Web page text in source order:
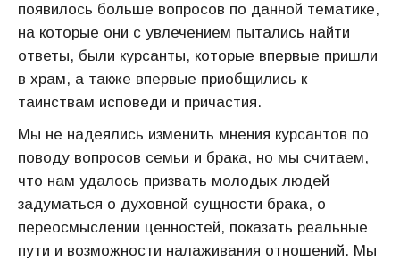
появилось больше вопросов по данной тематике,
на которые они с увлечением пытались найти
ответы, были курсанты, которые впервые пришли
в храм, а также впервые приобщились к
таинствам исповеди и причастия.
Мы не надеялись изменить мнения курсантов по
поводу вопросов семьи и брака, но мы считаем,
что нам удалось призвать молодых людей
задуматься о духовной сущности брака, о
переосмыслении ценностей, показать реальные
пути и возможности налаживания отношений. Мы